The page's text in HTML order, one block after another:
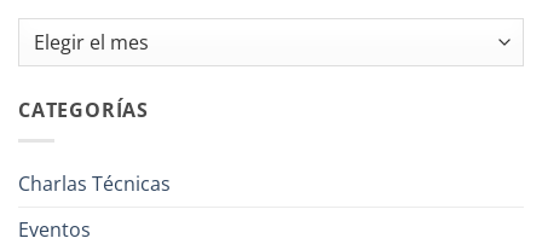
Archivos
CATEGORÍAS
Charlas Técnicas
Eventos